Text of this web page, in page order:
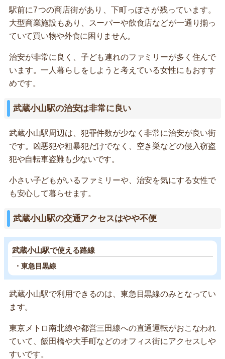
駅前に7つの商店街があり、下町っぽさが残っています。
大型商業施設もあり、スーパーや飲食店などが一通り揃っ
ていて買い物や外食に困りません。
治安が非常に良く、子ども連れのファミリーが多く住んで
います。一人暮らしをしようと考えている女性にもおすす
めです。
武蔵小山駅の治安は非常に良い
武蔵小山駅周辺は、犯罪件数が少なく非常に治安が良い街
です。凶悪犯や粗暴犯だけでなく、空き巣などの侵入窃盗
犯や自転車盗難も少ないです。
小さい子どもがいるファミリーや、治安を気にする女性で
も安心して暮らせます。
武蔵小山駅の交通アクセスはやや不便
武蔵小山駅で使える路線
・東急目黒線
武蔵小山駅で利用できるのは、東急目黒線のみとなってい
ます。
東京メトロ南北線や都営三田線への直通運転がおこなわれ
ていて、飯田橋や大手町などのオフィス街にアクセスしや
すいです。